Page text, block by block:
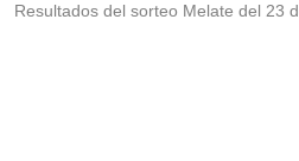
Resultados del sorteo Melate del 23